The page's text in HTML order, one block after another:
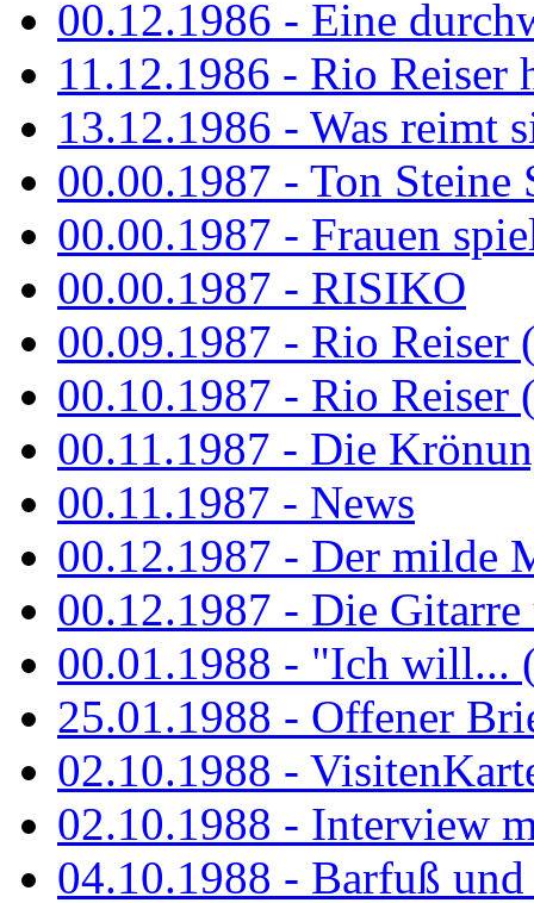
00.12.1986 - Eine
11.12.1986 - Rio Reiser
13.12.1986 - Was reimt
00.00.1987 - Ton Steine
00.00.1987 - Frauen
00.00.1987 - RISIKO
00.09.1987 - Rio Reiser
00.10.1987 - Rio Reiser
00.11.1987 - Die
00.11.1987 - News
00.12.1987 - Der milde
00.12.1987 - Die Gitarre
00.01.1988 - "Ich will...
25.01.1988 - Offener
02.10.1988 -
02.10.1988 - Interview
04.10.1988 - Barfuß und